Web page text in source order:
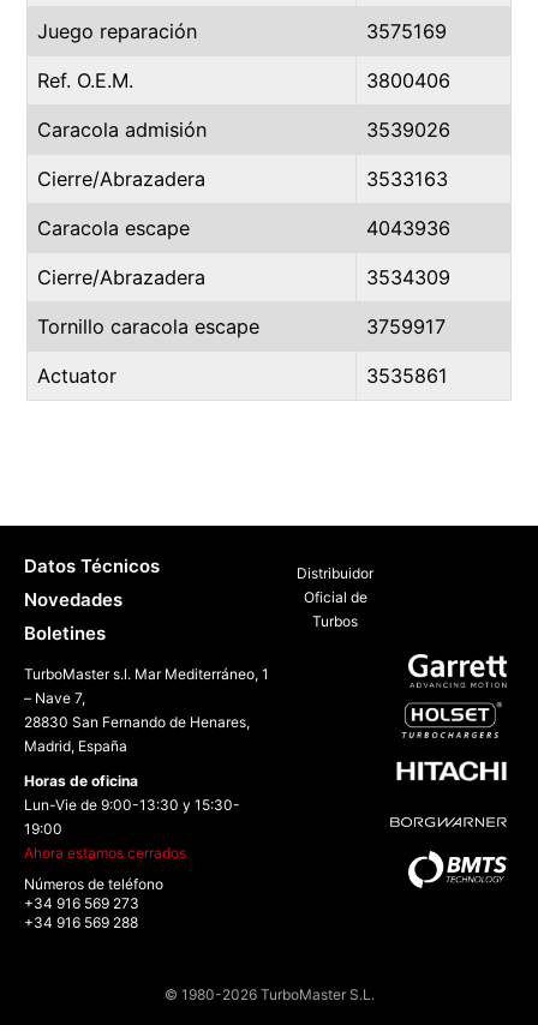
Juego reparación 3575169
Ref. O.E.M. 3800406
Caracola admisión 3539026
Cierre/Abrazadera 3533163
Caracola escape 4043936
Cierre/Abrazadera 3534309
Tornillo caracola escape 3759917
Actuator 3535861
Distribuidor
Oficial de
Turbos
Datos Técnicos
Novedades
Boletines
TurboMaster s.l. Mar Mediterráneo, 1
– Nave 7,
28830 San Fernando de Henares,
Madrid, España
Horas de oficina
Lun-Vie de 9:00-13:30 y 15:30-
19:00
Ahora estamos cerrados
Números de teléfono
+34 916 569 273
+34 916 569 288
© 1980-2026 TurboMaster S.L.